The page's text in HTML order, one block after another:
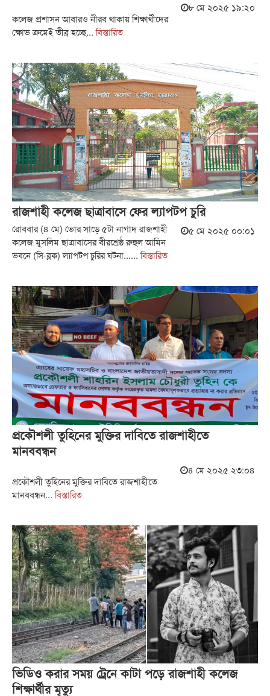
৮ মে ২০২৫ ১৯:২০
কলেজ প্রশাসন আবারও নীরব থাকায় শিক্ষার্থীদের
ক্ষোভ ক্রমেই তীব্র হচ্ছে...বিস্তারিত
রাজশাহী কলেজ ছাত্রাবাসে ফের ল্যাপটপ চুরি
৫ মে ২০২৫ ০০:০১
রোববার (৪ মে) ভোর সাড়ে ৫টা নাগাদ রাজশাহী
কলেজ মুসলিম ছাত্রাবাসের বীরশ্রেষ্ঠ রুহুল আমিন
ভবনে (সি-ব্লক) ল্যাপটপ চুরির ঘটনা......বিস্তারিত
প্রকৌশলী তুহিনের মুক্তির দাবিতে রাজশাহীতে
মানববন্ধন
৪ মে ২০২৫ ২৩:০৪
প্রকৌশলী তুহিনের মুক্তির দাবিতে রাজশাহীতে
মানববন্ধন...বিস্তারিত
ভিডিও করার সময় ট্রেনে কাটা পড়ে রাজশাহী কলেজ
শিক্ষার্থীর মৃত্যু